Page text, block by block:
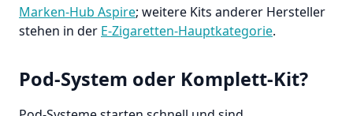
Marken-Hub Aspire; weitere Kits anderer Hersteller
stehen in der E-Zigaretten-Hauptkategorie.
Pod-System oder Komplett-Kit?